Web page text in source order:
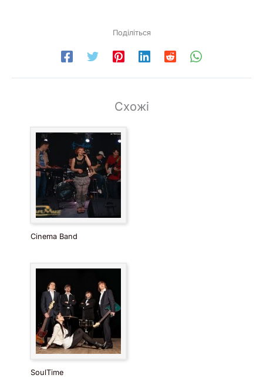
Поділіться
Схожі
Cinema Band
SoulTime